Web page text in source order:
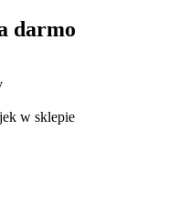
darmo
w sklepie